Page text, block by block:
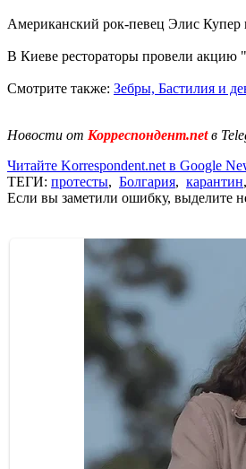
Американский рок-певец Элис Купер
В Киеве рестораторы провели акцию
Смотрите также: Зебры, Бастилия и
Новости от Корреспондент.netв
Читайте Korrespondent.net в Google
ТЕГИ: протесты, Болгария, карантин,
Если вы заметили ошибку, выделите